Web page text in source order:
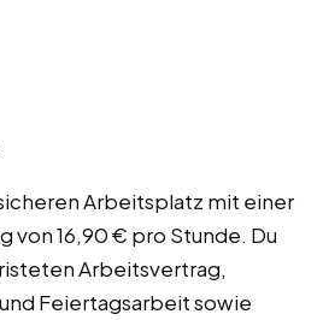
Arbeitsplatz mit einer
von 16,90 € pro Stunde. Du
Arbeitsvertrag,
Feiertagsarbeit sowie